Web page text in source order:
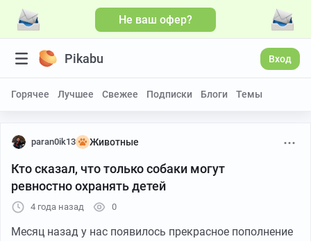
Не ваш офер?
Pikabu Вход
Горячее Лучшее Свежее Подписки Блоги Темы
paran0ik13 Животные
Кто сказал, что только собаки могут
ревностно охранять детей
4 года назад 0
Месяц назад у нас появилось прекрасное пополнение